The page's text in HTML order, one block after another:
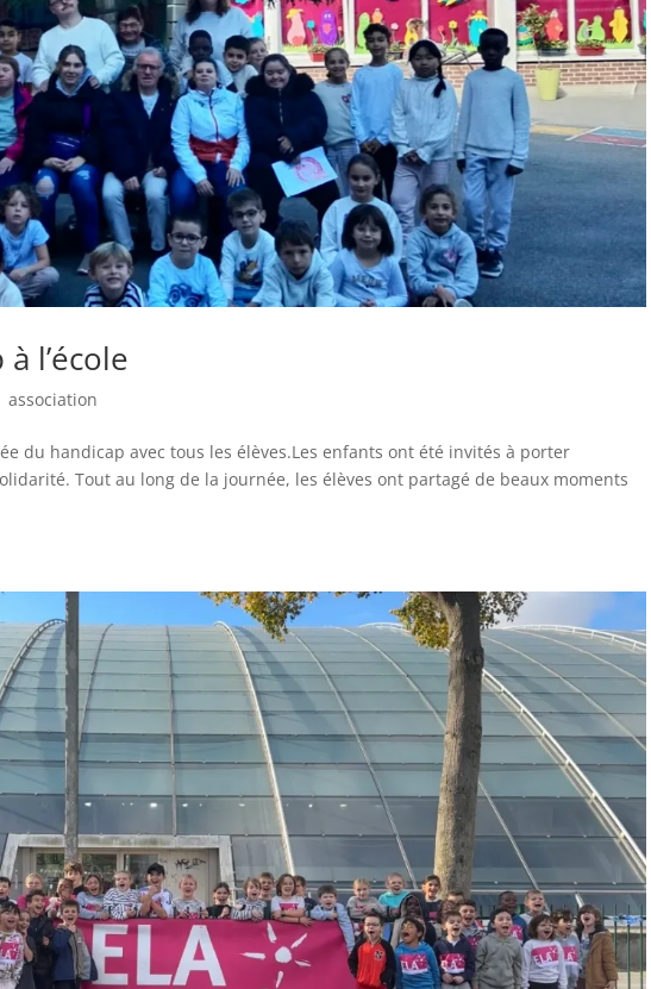
l’école
association
du handicap avec tous les élèves.Les enfants ont été invités à porter
Tout au long de la journée, les élèves ont partagé de beaux moments